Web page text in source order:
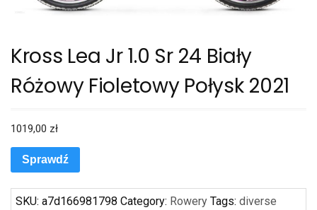
Kross Lea Jr 1.0 Sr 24 Biały
Różowy Fioletowy Połysk 2021
1019,00 zł
Sprawdź
SKU: a7d166981798 Category: Rowery Tags: diverse